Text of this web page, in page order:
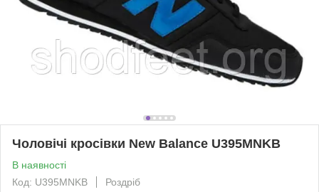
Чоловічі кросівки New Balance U395MNKB
В наявності
Код: U395MNKB
Роздріб